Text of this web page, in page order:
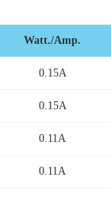
Watt./Amp.
0.15A
0.15A
0.11A
0.11A